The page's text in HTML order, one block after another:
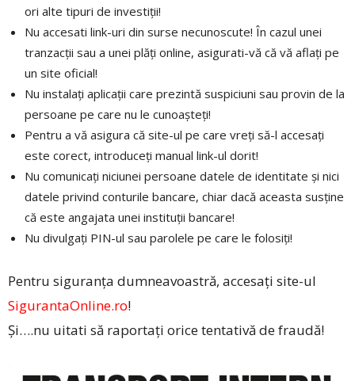
ori alte tipuri de investiții!
Nu accesati link-uri din surse necunoscute! În cazul unei
tranzacții sau a unei plăți online, asigurati-vă că vă aflați pe
un site oficial!
Nu instalați aplicații care prezintă suspiciuni sau provin de la
persoane pe care nu le cunoașteți!
Pentru a vă asigura că site-ul pe care vreți să-l accesați
este corect, introduceți manual link-ul dorit!
Nu comunicați niciunei persoane datele de identitate și nici
datele privind conturile bancare, chiar dacă aceasta susține
că este angajata unei instituții bancare!
Nu divulgați PIN-ul sau parolele pe care le folosiți!
Pentru siguranța dumneavoastră, accesați site-ul
SigurantaOnline.ro!
Și….nu uitati să raportați orice tentativă de fraudă!